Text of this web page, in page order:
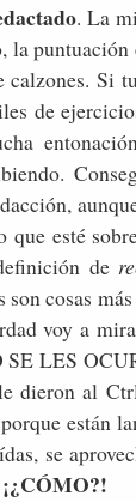
. La
Si
de
esté
de
cosas
voy a
LES
dieron al
están
se
¡¿CÓMO?!